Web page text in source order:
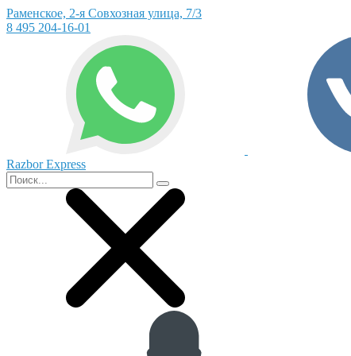
Раменское, 2-я Совхозная улица, 7/3
8 495 204-16-01
Razbor Express